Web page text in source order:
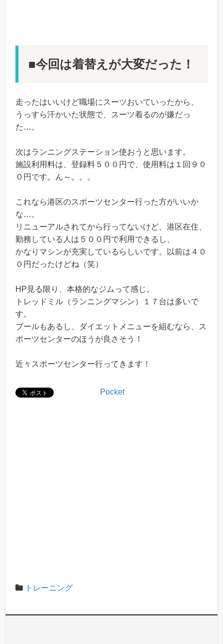
■今回は着替えが大変だった！
走ったはいいけど職場にスーツおいていったから、
うっすら汗かいた状態で、スーツ着るのが嫌だっ
た…。
次はランニングステーション使おうと思います。
施設利用料は、登録料５００円で、使用料は１回９０
０円です。ん～。。。
これなら港区のスポーツセンター行った方がいいか
な…。
リニューアルされてから行ってないけど、港区在住、
勤務している人は５００円で利用できるし、
かなりマシンが充実しているらしいです。以前は４０
０円だったけどね（笑）
HP見る限り、本格的なジムって感じ。
トレッドミル（ランニングマシン）１７台は多いで
す。
プールもあるし、ダイエットメニューを組むなら、ス
ポーツセンターのほうが良さそう！
近々スポーツセンター行ってきます！
Pocket
トレーニング